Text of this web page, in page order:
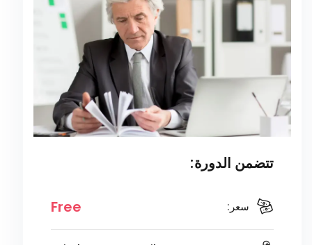
تتضمن الدورة:
سعر: Free